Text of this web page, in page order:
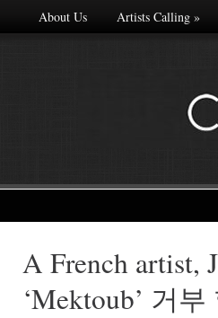
About Us Artists Calling»
A French artist,
‘Mektoub’ 거
Made with
More Info